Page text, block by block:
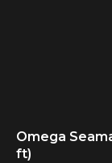
Omega
ft)